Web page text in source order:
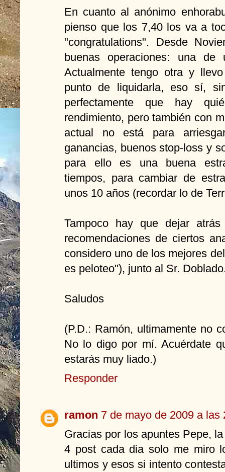
En cuanto al anónimo
pienso que los 7,40 los va a
"congratulations". Desde
buenas operaciones: una
Actualmente tengo otra y
punto de liquidarla, eso sí,
perfectamente que hay
rendimiento, pero también con
actual no está para
ganancias, buenos stop-loss y
para ello es una buena
tiempos, para cambiar de
unos 10 años (recordar lo de
Tampoco hay que dejar
recomendaciones de ciertos
considero uno de los mejores
es peloteo"), junto al Sr.
Saludos
(P.D.: Ramón, ultimamente no
No lo digo por mí. Acuérdate
estarás muy liado.)
Responder
ramon 7 de mayo de 2009 a las
Gracias por los apuntes Pepe,
4 post cada dia solo me miro
ultimos y esos si intento